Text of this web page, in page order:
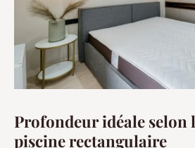
Profondeur idéale selon
piscine rectangulaire